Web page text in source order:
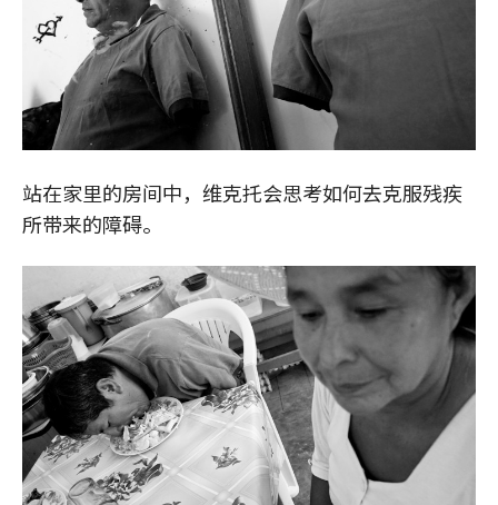
站在家里的房间中，维克托会思考如何去克服残疾
所带来的障碍。